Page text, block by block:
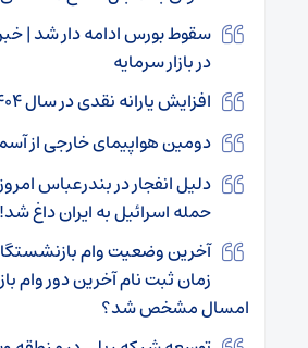
سقوط بورس ادامه دار شد |
در بازار سرمایه
افزایش یارانه نقدی در سال ۱۴۰۴ جدی شد
دومین هواپیمای خارجی از
دلیل انفجار در بندرعباس
حمله اسرائیل به ایران داغ شد!
زمان ثبت نام آخرین دور وام
امسال مشخص شد؟